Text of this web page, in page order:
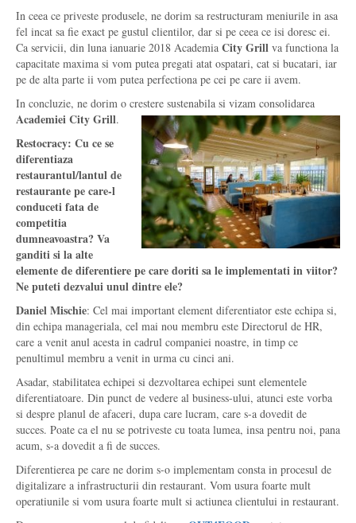
In ceea ce priveste produsele, ne dorim sa restructuram meniurile in asa
fel incat sa fie exact pe gustul clientilor, dar si pe ceea ce isi doresc ei.
Ca servicii, din luna ianuarie 2018 Academia City Grill va functiona la
capacitate maxima si vom putea pregati atat ospatari, cat si bucatari, iar
pe de alta parte ii vom putea perfectiona pe cei pe care ii avem.
In concluzie, ne dorim o crestere sustenabila si vizam consolidarea
Academiei City Grill.
Restocracy: Cu ce se
diferentiaza
restaurantul/lantul de
restaurante pe care-l
conduceti fata de
competitia
dumneavoastra? Va
ganditi si la alte
elemente de diferentiere pe care doriti sa le implementati in viitor?
Ne puteti dezvalui unul dintre ele?
Daniel Mischie: Cel mai important element diferentiator este echipa si,
din echipa manageriala, cel mai nou membru este Directorul de HR,
care a venit anul acesta in cadrul companiei noastre, in timp ce
penultimul membru a venit in urma cu cinci ani.
Asadar, stabilitatea echipei si dezvoltarea echipei sunt elementele
diferentiatoare. Din punct de vedere al business-ului, atunci este vorba
si despre planul de afaceri, dupa care lucram, care s-a dovedit de
succes. Poate ca el nu se potriveste cu toata lumea, insa pentru noi, pana
acum, s-a dovedit a fi de succes.
Diferentierea pe care ne dorim s-o implementam consta in procesul de
digitalizare a infrastructurii din restaurant. Vom usura foarte mult
operatiunile si vom usura foarte mult si actiunea clientului in restaurant.